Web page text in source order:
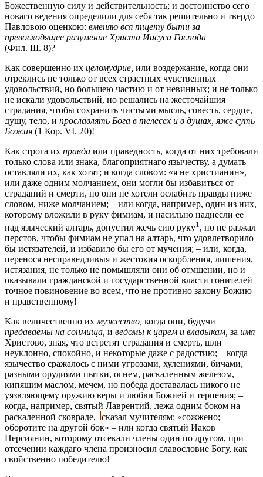
Божественную силу и действительность; и достоинство сего
новаго ведения определили для себя так решительно и твердо
Павловою оценкою: вменяю вся тщету быти за
превосходящее разумение Христа Иисуса Господа
(Фил. III. 8)?
Как совершенно их целомудрие, или воздержание, когда они
отреклись не только от всех страстных чувственных
удовольствий, но большею частию и от невинных; и не только
не искали удовольствий, но решались на жесточайшия
страдания, чтобы сохранить чистыми мысль, совесть, сердце,
душу, тело, и прославлять Бога в телесех и в душах, яже суть
Божия (1 Кор. VI. 20)!
Как строга их правда или праведность, когда от них требовали
только слова или знака, благоприятнаго язычеству, а думать
оставляли их, как хотят; и когда словом: «я не христианин»,
или даже одним молчанием, они могли бы избавиться от
страданий и смерти, но они не хотели ослабить правды ниже
словом, ниже молчанием; – или когда, например, один из них,
которому вложили в руку фимиам, и насильно наднесли ее
над языческий алтарь, допустил жечь сию руку1 , но не разжал
перстов, чтобы фимиам не упал на алтарь, что удовлетворило
бы истязателей, и избавило бы его от мучения; – или, когда,
перенося несправедливыя и жестокия оскорбления, лишения,
истязания, не только не помышляли они об отмщении, но и
оказывали гражданской и государственной власти гонителей
точное повиновение во всем, что не противно закону Божию
и нравственному!
Как величественно их мужество, когда они, будучи
предаваемы на сонмища, и ведомы к царем и владыкам, за имя
Христово, зная, что встретят страдания и смерть, шли
неуклонно, спокойно, и некоторые даже с радостию; – когда
язычество сражалось с ними угрозами, хулениями, бичами,
разными орудиями пытки, огнем, раскаленным железом,
кипящим маслом, мечем, но победа доставалась никого не
уязвляющему оружию веры и любви Божией и терпения; –
когда, например, святый Лаврентий, лежа одним боком на
раскаленной сковраде,
сказал мучителям: «сожжено;
оборотите на другой бок» – или когда святый Иаков
Персиянин, которому отсекали члены один по другом, при
отсечении каждаго члена произносил славословие Богу, как
свойственно победителю!